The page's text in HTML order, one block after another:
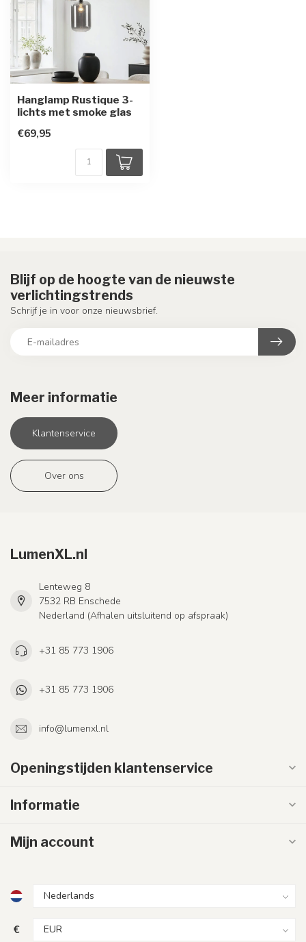
Hanglamp Rustique 3-
lichts met smoke glas
€69,95
Meer informatie
Klantenservice
Over ons
Blijf op de hoogte van de nieuwste
verlichtingstrends
Schrijf je in voor onze nieuwsbrief.
LumenXL.nl
Lenteweg 8
7532 RB Enschede
Nederland (Afhalen uitsluitend op afspraak)
+31 85 773 1906
+31 85 773 1906
info@lumenxl.nl
Openingstijden klantenservice
Informatie
Mijn account
€